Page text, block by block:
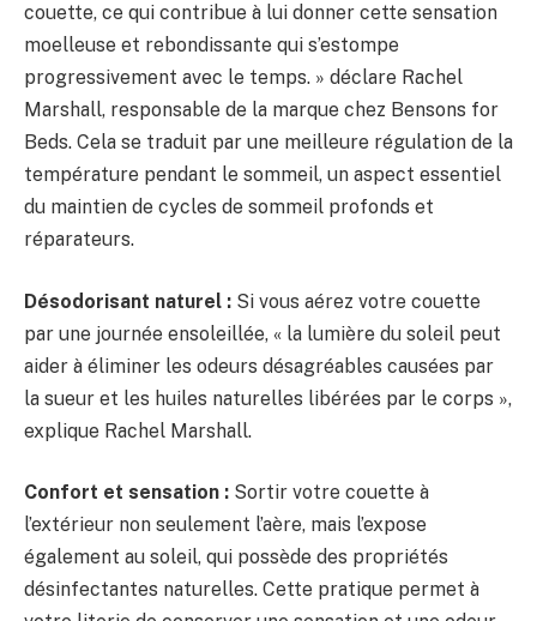
couette, ce qui contribue à lui donner cette sensation
moelleuse et rebondissante qui s’estompe
progressivement avec le temps. » déclare Rachel
Marshall, responsable de la marque chez Bensons for
Beds. Cela se traduit par une meilleure régulation de la
température pendant le sommeil, un aspect essentiel
du maintien de cycles de sommeil profonds et
réparateurs.
Désodorisant naturel : Si vous aérez votre couette
par une journée ensoleillée, « la lumière du soleil peut
aider à éliminer les odeurs désagréables causées par
la sueur et les huiles naturelles libérées par le corps »,
explique Rachel Marshall.
Confort et sensation : Sortir votre couette à
l’extérieur non seulement l’aère, mais l’expose
également au soleil, qui possède des propriétés
désinfectantes naturelles. Cette pratique permet à